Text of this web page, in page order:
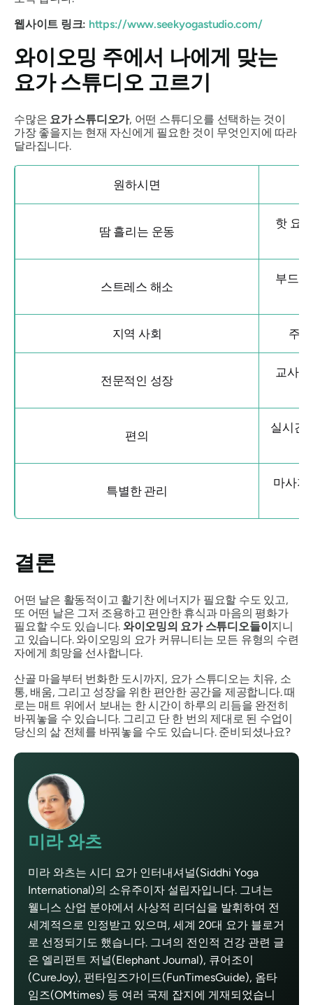
웹사이트 링크: https://www.seekyogastudio.com/
와이오밍 주에서 나에게 맞는
요가 스튜디오 고르기
수많은 요가 스튜디오가, 어떤 스튜디오를 선택하는 것이
가장 좋을지는 현재 자신에게 필요한 것이 무엇인지에 따라
달라집니다.
원하시면
땀 흘리는 운동
핫 요
스트레스 해소
부드
지역 사회 주
전문적인 성장
교사
편의
실시간
특별한 관리
마사지
결론
어떤 날은 활동적이고 활기찬 에너지가 필요할 수도 있고,
또 어떤 날은 그저 조용하고 편안한 휴식과 마음의 평화가
필요할 수도 있습니다. 와이오밍의 요가 스튜디오들이지니
고 있습니다. 와이오밍의 요가 커뮤니티는 모든 유형의 수련
자에게 희망을 선사합니다.
산골 마을부터 번화한 도시까지, 요가 스튜디오는 치유, 소
통, 배움, 그리고 성장을 위한 편안한 공간을 제공합니다. 때
로는 매트 위에서 보내는 한 시간이 하루의 리듬을 완전히
바꿔놓을 수 있습니다. 그리고 단 한 번의 제대로 된 수업이
당신의 삶 전체를 바꿔놓을 수도 있습니다. 준비되셨나요?
미라 와츠
미라 와츠는 시디 요가 인터내셔널(Siddhi Yoga
International)의 소유주이자 설립자입니다. 그녀는
웰니스 산업 분야에서 사상적 리더십을 발휘하여 전
세계적으로 인정받고 있으며, 세계 20대 요가 블로거
로 선정되기도 했습니다. 그녀의 전인적 건강 관련 글
은 엘리펀트 저널(Elephant Journal), 큐어조이
(CureJoy), 펀타임즈가이드(FunTimesGuide), 옴타
임즈(OMtimes) 등 여러 국제 잡지에 게재되었습니